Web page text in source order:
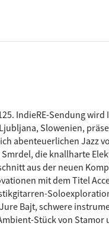
IndieRE-Sendung
Slowenien,
abenteuerlichen Jazz
Smrdel, die knallharte
aus der neuen
mit dem Titel
Bajt, schwere
Stück von Stamor